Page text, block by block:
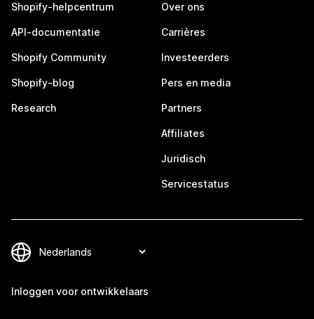
Shopify-helpcentrum
API-documentatie
Shopify Community
Shopify-blog
Research
Over ons
Carrières
Investeerders
Pers en media
Partners
Affiliates
Juridisch
Servicestatus
Inloggen voor ontwikkelaars